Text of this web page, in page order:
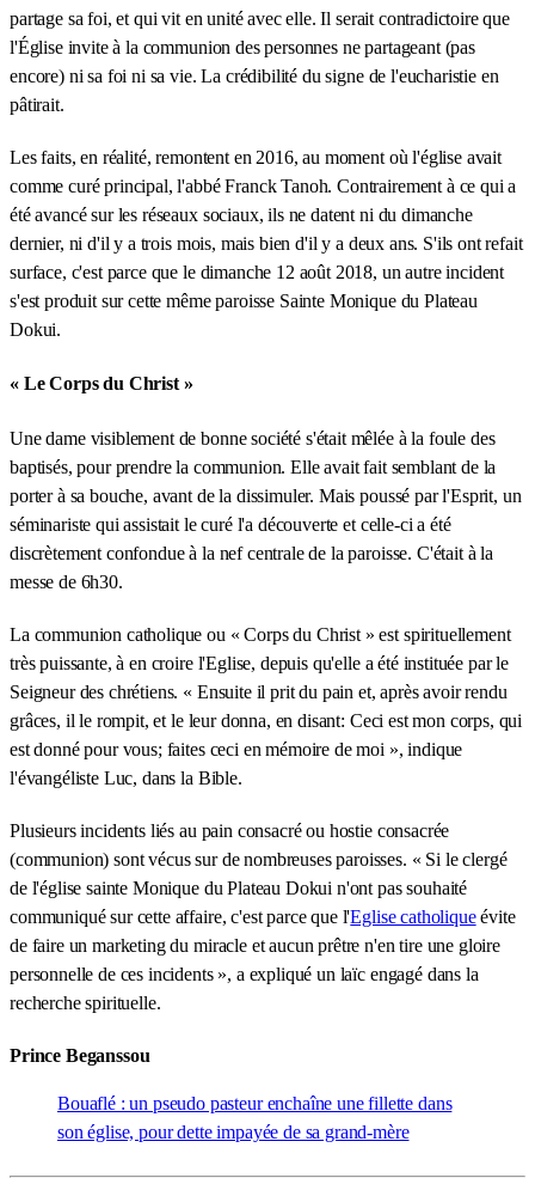
partage sa foi, et qui vit en unité avec elle. Il serait contradictoire que
l'Église invite à la communion des personnes ne partageant (pas
encore) ni sa foi ni sa vie. La crédibilité du signe de l'eucharistie en
pâtirait.
Les faits, en réalité, remontent en 2016, au moment où l'église avait
comme curé principal, l'abbé Franck Tanoh. Contrairement à ce qui a
été avancé sur les réseaux sociaux, ils ne datent ni du dimanche
dernier, ni d'il y a trois mois, mais bien d'il y a deux ans. S'ils ont refait
surface, c'est parce que le dimanche 12 août 2018, un autre incident
s'est produit sur cette même paroisse Sainte Monique du Plateau
Dokui.
« Le Corps du Christ »
Une dame visiblement de bonne société s'était mêlée à la foule des
baptisés, pour prendre la communion. Elle avait fait semblant de la
porter à sa bouche, avant de la dissimuler. Mais poussé par l'Esprit, un
séminariste qui assistait le curé l'a découverte et celle-ci a été
discrètement confondue à la nef centrale de la paroisse. C'était à la
messe de 6h30.
La communion catholique ou « Corps du Christ » est spirituellement
très puissante, à en croire l'Eglise, depuis qu'elle a été instituée par le
Seigneur des chrétiens. « Ensuite il prit du pain et, après avoir rendu
grâces, il le rompit, et le leur donna, en disant: Ceci est mon corps, qui
est donné pour vous; faites ceci en mémoire de moi », indique
l'évangéliste Luc, dans la Bible.
Plusieurs incidents liés au pain consacré ou hostie consacrée
(communion) sont vécus sur de nombreuses paroisses. « Si le clergé
de l'église sainte Monique du Plateau Dokui n'ont pas souhaité
communiqué sur cette affaire, c'est parce que l'Eglise catholiqueévite
de faire un marketing du miracle et aucun prêtre n'en tire une gloire
personnelle de ces incidents », a expliqué un laïc engagé dans la
recherche spirituelle.
Prince Beganssou
Bouaflé : un pseudo pasteur enchaîne une fillette dans
son église, pour dette impayée de sa grand-mère